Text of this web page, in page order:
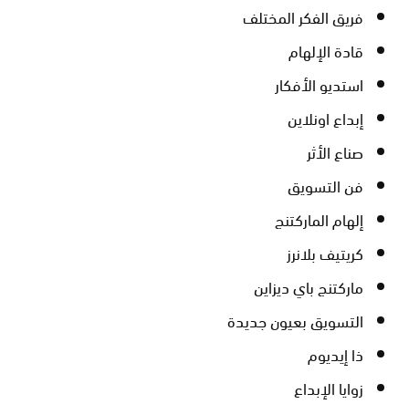
فريق الفكر المختلف
قادة الإلهام
استديو الأفكار
إبداع اونلاين
صناع الأثر
فن التسويق
إلهام الماركتنج
كريتيف بلانرز
ماركتنج باي ديزاين
التسويق بعيون جديدة
ذا إيديوم
زوايا الإبداع